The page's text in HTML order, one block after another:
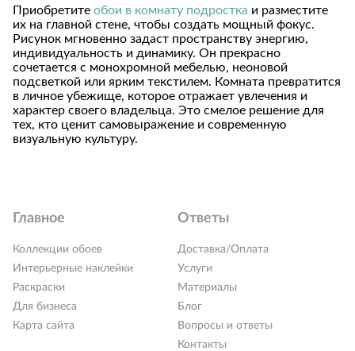
Приобретите обои в комнату подростка и разместите
их на главной стене, чтобы создать мощный фокус.
Рисунок мгновенно задаст пространству энергию,
индивидуальность и динамику. Он прекрасно
сочетается с монохромной мебелью, неоновой
подсветкой или ярким текстилем. Комната превратится
в личное убежище, которое отражает увлечения и
характер своего владельца. Это смелое решение для
тех, кто ценит самовыражение и современную
визуальную культуру.
Главное
Коллекции обоев
Интерьерные наклейки
Раскраски
Для бизнеса
Карта сайта
Ответы
Доставка/Оплата
Услуги
Материалы
Блог
Вопросы и ответы
Контакты